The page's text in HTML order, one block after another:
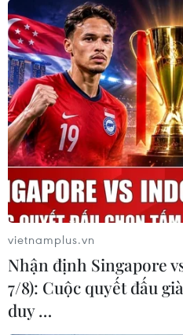
vietnamplus.vn
Nhận định Singapore
7/8): Cuộc quyết đấu
duy …